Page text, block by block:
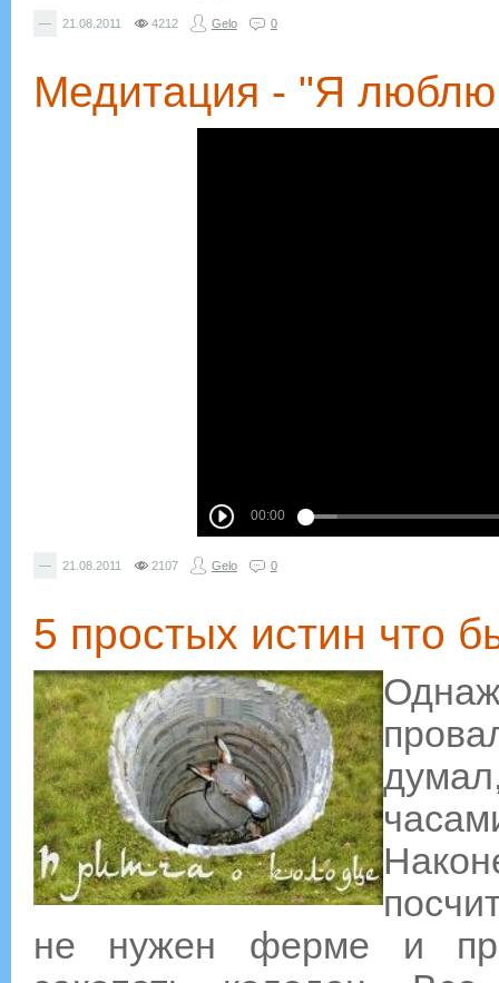
— 21.08.2011 4212 Gelo 0
Медитация - "Я
— 21.08.2011 2107 Gelo 0
5 простых истин что
не нужен ферме и